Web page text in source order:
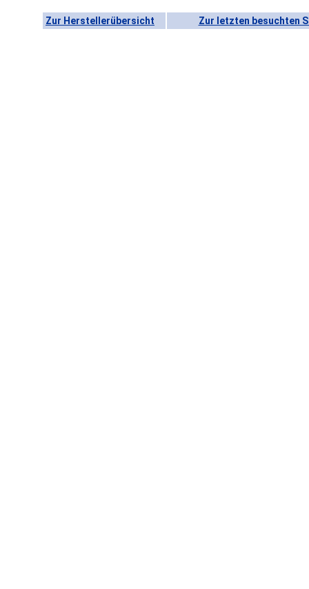
Zur Herstellerübersicht Zur letzten besuchten